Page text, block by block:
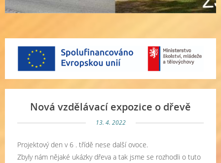
Nová vzdělávací expozice o dřevě
13. 4. 2022
Projektový den v 6 . třídě nese další ovoce.
Zbyly nám nějaké ukázky dřeva a tak jsme se rozhodli o tuto